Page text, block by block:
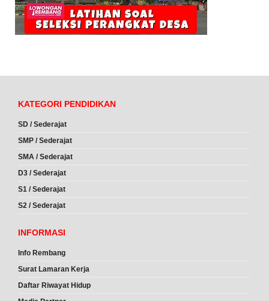
KATEGORI PENDIDIKAN
SD / Sederajat
SMP / Sederajat
SMA / Sederajat
D3 / Sederajat
S1 / Sederajat
S2 / Sederajat
INFORMASI
Info Rembang
Surat Lamaran Kerja
Daftar Riwayat Hidup